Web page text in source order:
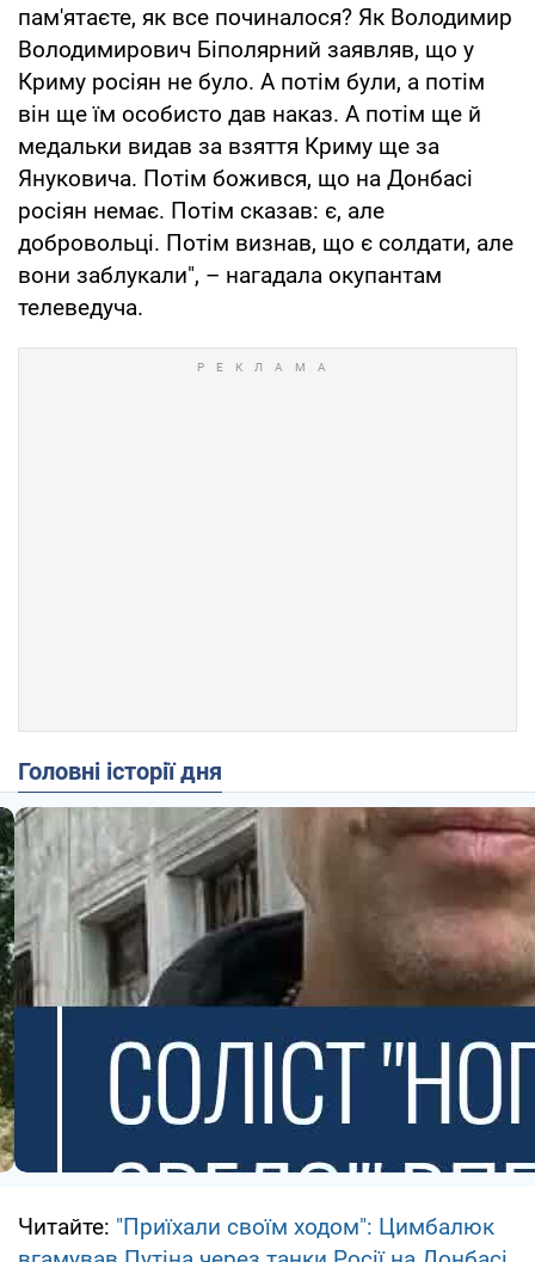
пам'ятаєте, як все починалося? Як Володимир
Володимирович Біполярний заявляв, що у
Криму росіян не було. А потім були, а потім
він ще їм особисто дав наказ. А потім ще й
медальки видав за взяття Криму ще за
Януковича. Потім божився, що на Донбасі
росіян немає. Потім сказав: є, але
добровольці. Потім визнав, що є солдати, але
вони заблукали", – нагадала окупантам
телеведуча.
Головні історії дня
Читайте: "Приїхали своїм ходом": Цимбалюк